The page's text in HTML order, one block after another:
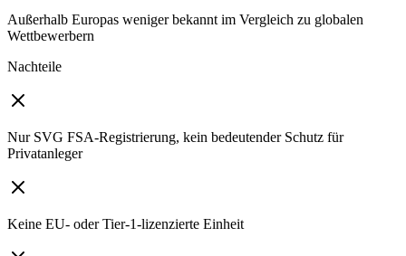
Außerhalb Europas weniger bekannt im Vergleich zu globalen
Wettbewerbern
Nachteile
Nur SVG FSA-Registrierung, kein bedeutender Schutz für
Privatanleger
Keine EU- oder Tier-1-lizenzierte Einheit